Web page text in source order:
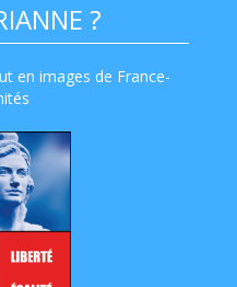
?
en images de France-